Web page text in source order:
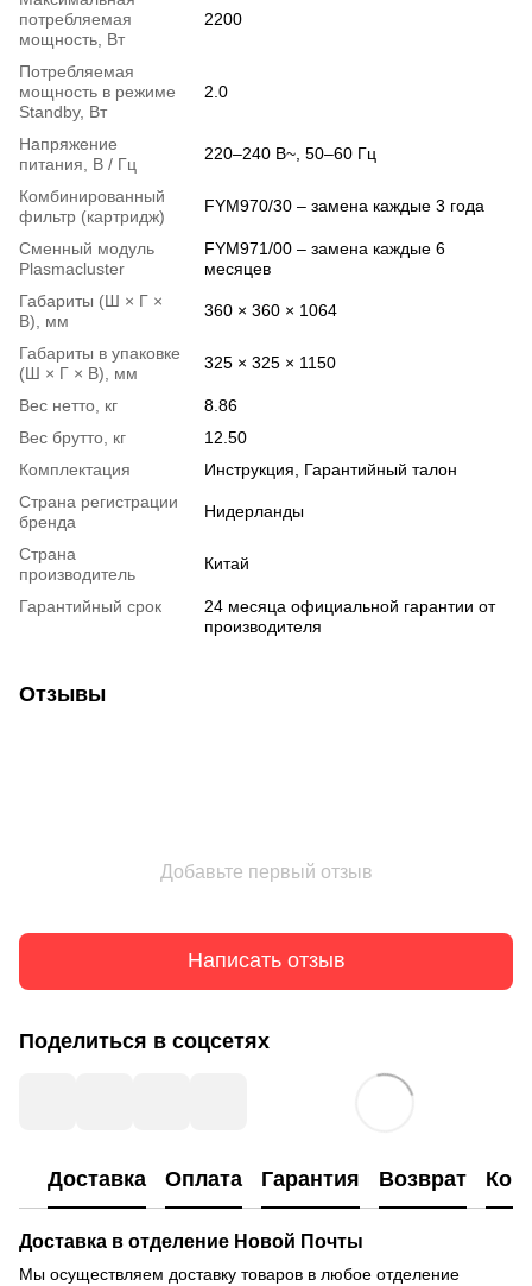
потребляемая
мощность, Вт
2200
Потребляемая
мощность в режиме
Standby, Вт
2.0
Напряжение
питания, В / Гц
220–240 В~, 50–60 Гц
Комбинированный
фильтр (картридж)
FYM970/30 – замена каждые 3 года
Сменный модуль
Plasmacluster
FYM971/00 – замена каждые 6
месяцев
Габариты (Ш × Г ×
В), мм
360 × 360 × 1064
Габариты в упаковке
(Ш × Г × В), мм
325 × 325 × 1150
Вес нетто, кг
8.86
Вес брутто, кг
12.50
Комплектация
Инструкция, Гарантийный талон
Страна регистрации
бренда
Нидерланды
Страна
производитель
Китай
Гарантийный срок
24 месяца официальной гарантии от
производителя
Отзывы
Добавьте первый отзыв
Написать отзыв
Поделиться в соцсетях
Доставка Оплата Гарантия Возврат
Доставка в отделение Новой Почты
Мы осуществляем доставку товаров в любое отделение